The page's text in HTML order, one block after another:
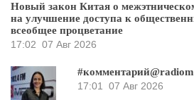
Новый закон Китая о
на улучшение доступа к
всеобщее процветание
17:02 07 Авг 2026
17:01
07 Авг 2026